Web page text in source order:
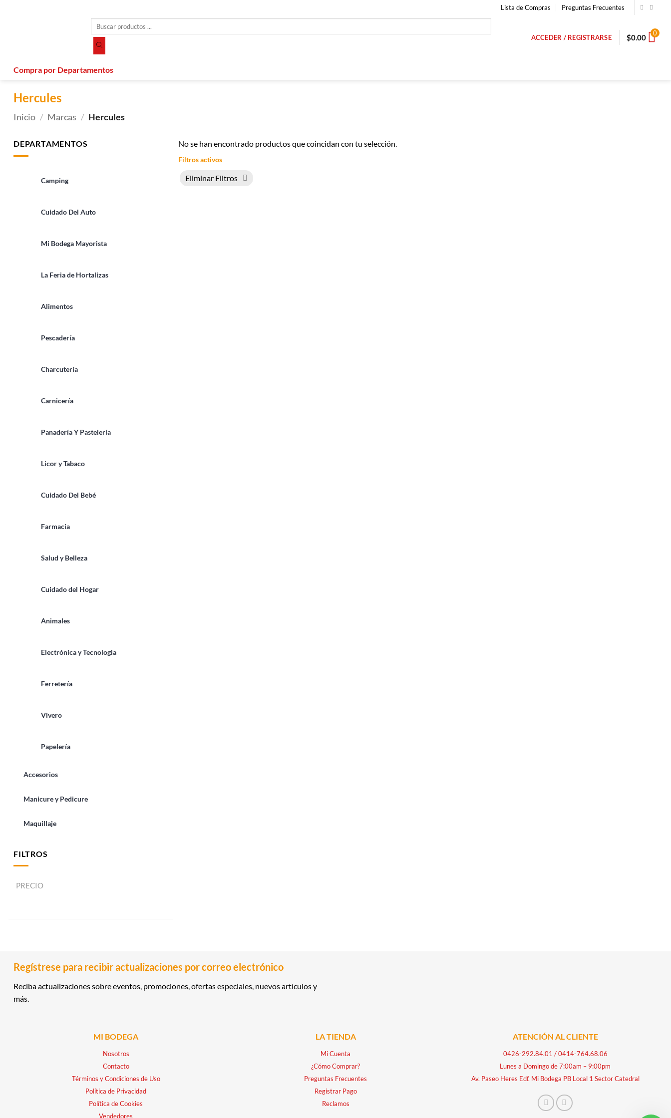
Lista de Compras Preguntas Frecuentes
productos
ACCEDER / REGISTRARSE $0.00 0
Compra por Departamentos
Hercules
Inicio / Marcas / Hercules
DEPARTAMENTOS
Camping
Cuidado Del Auto
Mi Bodega Mayorista
La Feria de Hortalizas
Alimentos
Pescadería
Charcutería
Carnicería
Panadería Y Pastelería
Licor y Tabaco
Cuidado Del Bebé
Farmacia
Salud y Belleza
Cuidado del Hogar
Animales
Electrónica y Tecnologia
Ferretería
Vivero
Papelería
Accesorios
Manicure y Pedicure
Maquillaje
FILTROS
PRECIO
No se han encontrado productos que coincidan con tu selección.
Filtros activos
Eliminar Filtros
Regístrese para recibir actualizaciones por correo electrónico
Reciba actualizaciones sobre eventos, promociones, ofertas especiales, nuevos artículos y
más.
MI BODEGA
Nosotros
Contacto
Términos y Condiciones de Uso
Política de Privacidad
Política de Cookies
Vendedores
LA TIENDA
Mi Cuenta
¿Cómo Comprar?
Preguntas Frecuentes
Registrar Pago
Reclamos
ATENCIÓN AL CLIENTE
0426-292.84.01 /0414-764.68.06
Lunes a Domingo de 7:00am – 9:00pm
Av. Paseo Heres Edf. Mi Bodega PB Local 1 Sector Catedral